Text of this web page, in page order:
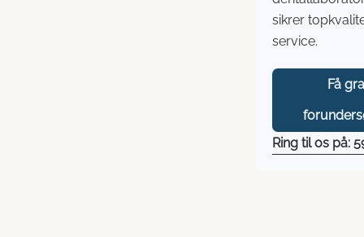
sikrer
service.
Få
Ring til os på: